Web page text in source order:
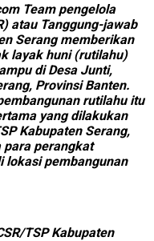
Team pengelola
atau Tanggung-jawab
Serang memberikan
layak huni (rutilahu)
di Desa Junti,
Provinsi Banten.
rutilahu itu
yang dilakukan
Kabupaten Serang,
para perangkat
lokasi pembangunan
TSP Kabupaten